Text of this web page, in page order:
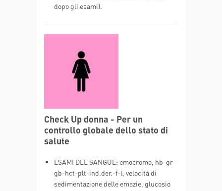
dopo gli esami).
Check Up donna - Per un
controllo globale dello stato di
salute
ESAMI DEL SANGUE: emocromo, hb-gr-
gb-hct-plt-ind.der.-f-l, velocità di
sedimentazione delle emazie, glucosio